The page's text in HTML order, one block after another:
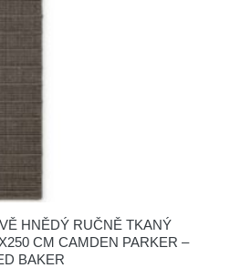
HNĚDÝ RUČNĚ TKANÝ
CM CAMDEN PARKER –
BAKER